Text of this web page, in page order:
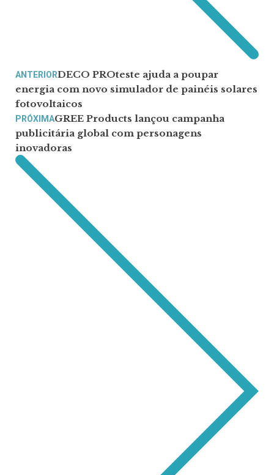
ANTERIORDECO PROteste ajuda a poupar
energia com novo simulador de painéis solares
fotovoltaicos
PRÓXIMAGREE Products lançou campanha
publicitária global com personagens
inovadoras